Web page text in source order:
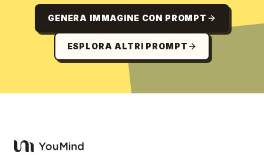
GENERA IMMAGINE CON PROMPT
ESPLORA ALTRI PROMPT